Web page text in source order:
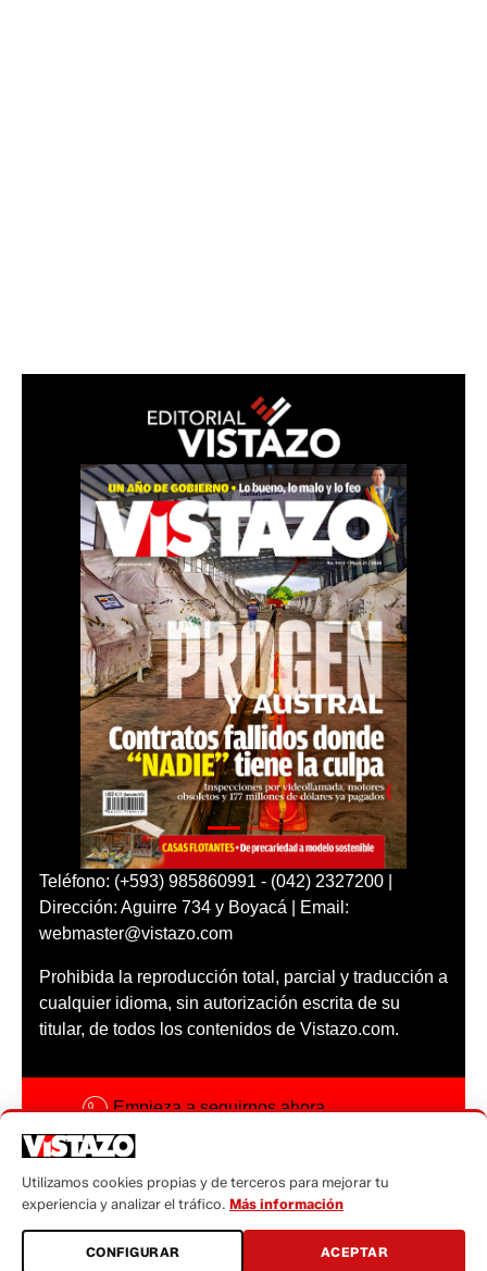
Teléfono: (+593) 985860991 - (042) 2327200 |
Dirección: Aguirre 734 y Boyacá | Email:
webmaster@vistazo.com
Prohibida la reproducción total, parcial y traducción a
cualquier idioma, sin autorización escrita de su
titular, de todos los contenidos de Vistazo.com.
Empieza a seguirnos ahora
Código ética
Sugerencias a:
sugerencias@vistazo.com
Utilizamos cookies propias y de terceros para mejorar tu
experiencia y analizar el tráfico. Más información
CONFIGURAR ACEPTAR